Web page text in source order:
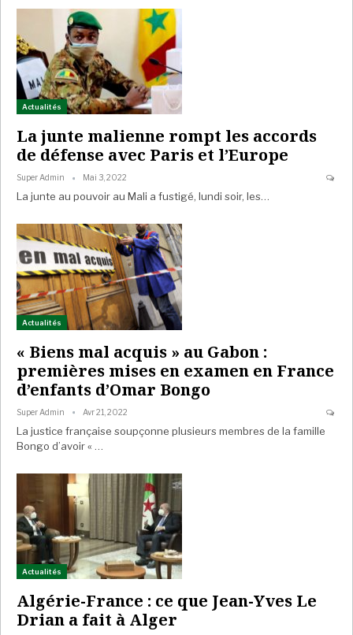
Actualités
La junte malienne rompt les accords
de défense avec Paris et l’Europe
Super Admin Mai 3, 2022
La junte au pouvoir au Mali a fustigé, lundi soir, les…
Actualités
« Biens mal acquis » au Gabon :
premières mises en examen en France
d’enfants d’Omar Bongo
Super Admin Avr 21, 2022
La justice française soupçonne plusieurs membres de la famille
Bongo d’avoir « …
Actualités
Algérie-France : ce que Jean-Yves Le
Drian a fait à Alger